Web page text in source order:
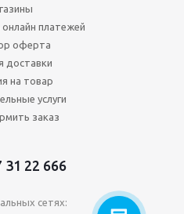
платежей
оферта
доставки
на товар
услуги
заказ
31 22 666
сетях: